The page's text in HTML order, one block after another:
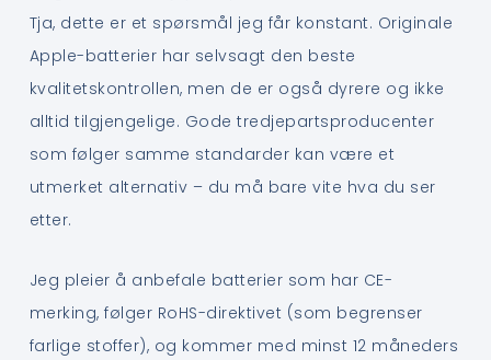
Tja, dette er et spørsmål jeg får konstant. Originale
Apple-batterier har selvsagt den beste
kvalitetskontrollen, men de er også dyrere og ikke
alltid tilgjengelige. Gode tredjepartsproducenter
som følger samme standarder kan være et
utmerket alternativ – du må bare vite hva du ser
etter.
Jeg pleier å anbefale batterier som har CE-
merking, følger RoHS-direktivet (som begrenser
farlige stoffer), og kommer med minst 12 måneders